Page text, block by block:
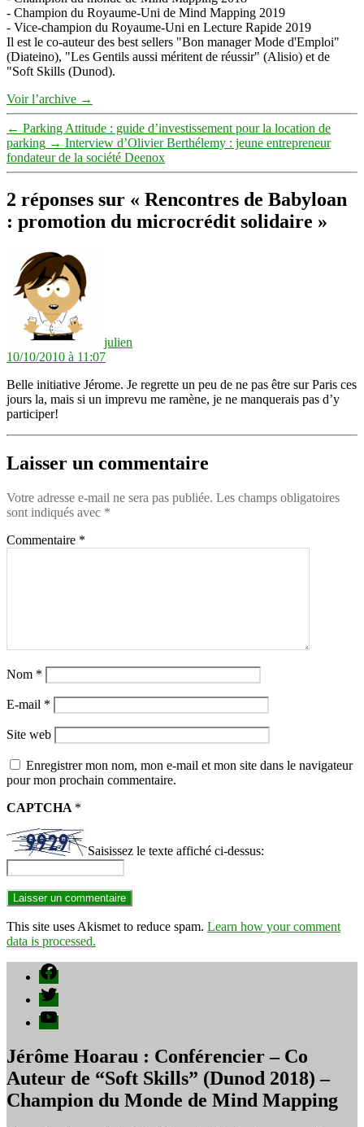
- Champion du Royaume-Uni de Mind Mapping 2019
- Vice-champion du Royaume-Uni en Lecture Rapide 2019
Il est le co-auteur des best sellers "Bon manager Mode d'Emploi"
(Diateino), "Les Gentils aussi méritent de réussir" (Alisio) et de
"Soft Skills (Dunod).
Voir l’archive →
← Parking Attitude : guide d’investissement pour la location de
parking → Interview d’Olivier Berthélemy : jeune entrepreneur
fondateur de la société Deenox
2 réponses sur « Rencontres de Babyloan
: promotion du microcrédit solidaire »
julien
10/10/2010 à 11:07
Belle initiative Jérome. Je regrette un peu de ne pas être sur Paris ces
jours la, mais si un imprevu me ramène, je ne manquerais pas d’y
participer!
Laisser un commentaire
Votre adresse e-mail ne sera pas publiée. Les champs obligatoires
sont indiqués avec *
Commentaire *
Nom *
E-mail *
Site web
Enregistrer mon nom, mon e-mail et mon site dans le navigateur
pour mon prochain commentaire.
CAPTCHA *
Saisissez le texte affiché ci-dessus:
This site uses Akismet to reduce spam. Learn how your comment
data is processed.
Facebook
Twitter
YouTube
Jérôme Hoarau : Conférencier – Co
Auteur de “Soft Skills” (Dunod 2018) –
Champion du Monde de Mind Mapping